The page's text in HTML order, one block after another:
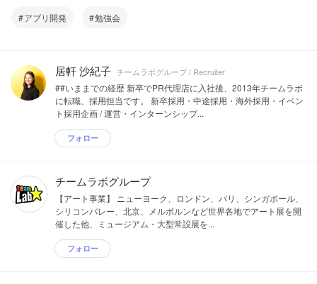
アプリ開発 勉強会
居軒 沙紀子 チームラボグループ / Recruiter
##いままでの経歴 新卒でPR代理店に入社後、2013年チームラボ
に転職、採用担当です。 新卒採用・中途採用・海外採用・イベン
ト採用企画 / 運営・インターンシップ...
フォロー
チームラボグループ
【アート事業】 ニューヨーク、ロンドン、パリ、シンガポール、
シリコンバレー、北京、メルボルンなど世界各地でアート展を開
催した他、ミュージアム・大型常設展を...
フォロー